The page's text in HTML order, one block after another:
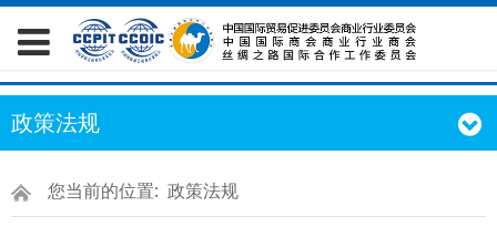
政策法规
您当前的位置: 政策法规